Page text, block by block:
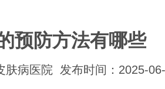
预防方法有哪些
肤病医院 发布时间：2025-